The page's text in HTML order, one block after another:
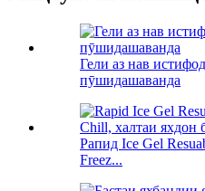
Гели аз нав
пӯшидашаванда
Рапид Ice Gel
Freez...